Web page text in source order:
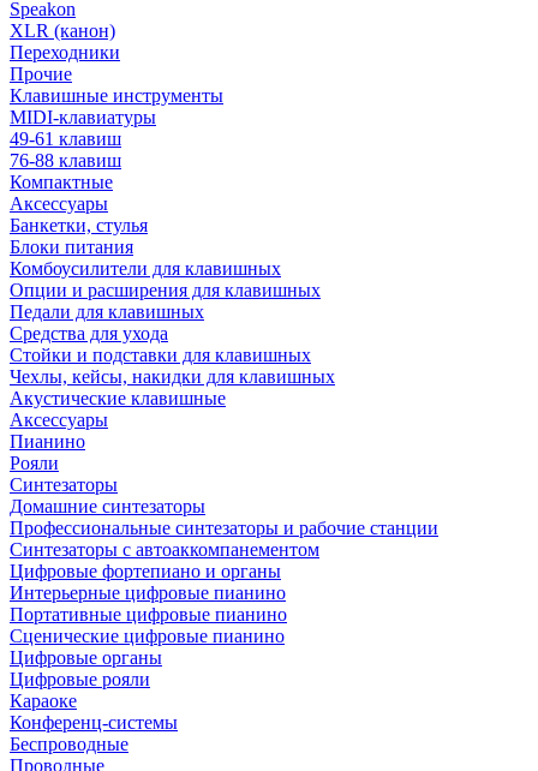
Speakon
XLR (канон)
Переходники
Прочие
Клавишные инструменты
MIDI-клавиатуры
49-61 клавиш
76-88 клавиш
Компактные
Аксессуары
Банкетки, стулья
Блоки питания
Комбоусилители для клавишных
Опции и расширения для клавишных
Педали для клавишных
Средства для ухода
Стойки и подставки для клавишных
Чехлы, кейсы, накидки для клавишных
Акустические клавишные
Аксессуары
Пианино
Рояли
Синтезаторы
Домашние синтезаторы
Профессиональные синтезаторы и рабочие станции
Синтезаторы с автоаккомпанементом
Цифровые фортепиано и органы
Интерьерные цифровые пианино
Портативные цифровые пианино
Сценические цифровые пианино
Цифровые органы
Цифровые рояли
Караоке
Конференц-системы
Беспроводные
Проводные